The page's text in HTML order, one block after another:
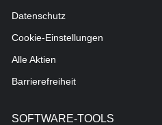
Datenschutz
Cookie-Einstellungen
Alle Aktien
Barrierefreiheit
SOFTWARE-TOOLS